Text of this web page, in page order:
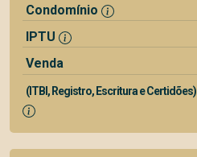
Condomínio
IPTU
Venda
(ITBI, Registro, Escritura e Certidões)